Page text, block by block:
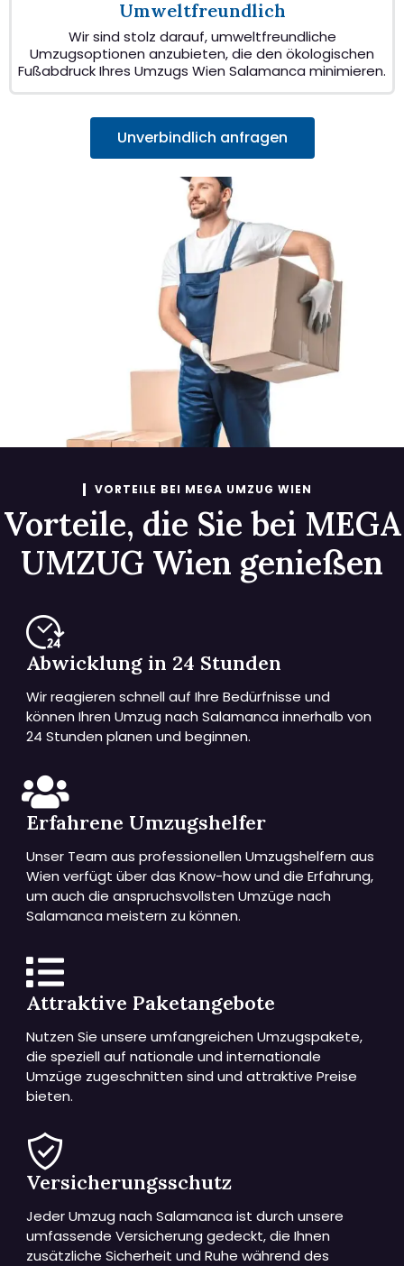
Umweltfreundlich
Wir sind stolz darauf, umweltfreundliche
Umzugsoptionen anzubieten, die den ökologischen
Fußabdruck Ihres Umzugs Wien Salamanca minimieren.
Unverbindlich anfragen
VORTEILE BEI MEGA UMZUG WIEN
Vorteile, die Sie bei MEGA
UMZUG Wien genießen
Abwicklung in 24 Stunden
Wir reagieren schnell auf Ihre Bedürfnisse und
können Ihren Umzug nach Salamanca innerhalb von
24 Stunden planen und beginnen.
Erfahrene Umzugshelfer
Unser Team aus professionellen Umzugshelfern aus
Wien verfügt über das Know-how und die Erfahrung,
um auch die anspruchsvollsten Umzüge nach
Salamanca meistern zu können.
Attraktive Paketangebote
Nutzen Sie unsere umfangreichen Umzugspakete,
die speziell auf nationale und internationale
Umzüge zugeschnitten sind und attraktive Preise
bieten.
Versicherungsschutz
Jeder Umzug nach Salamanca ist durch unsere
umfassende Versicherung gedeckt, die Ihnen
zusätzliche Sicherheit und Ruhe während des